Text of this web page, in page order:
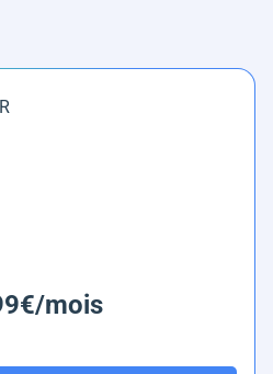
mois